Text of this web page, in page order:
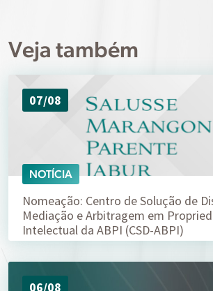
Veja também
07/08
NOTÍCIA
Nomeação: Centro de Solução de
Mediação e Arbitragem em
Intelectual da ABPI (CSD-ABPI)
06/08